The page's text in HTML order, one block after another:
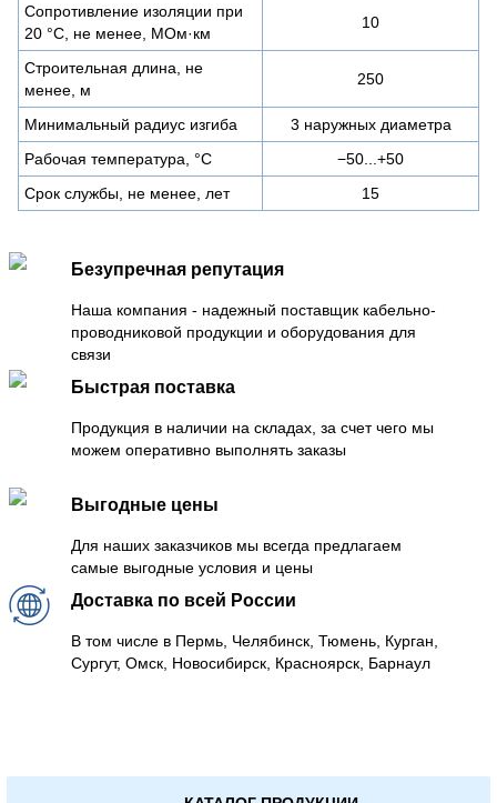
Сопротивление изоляции при
20 °С, не менее, МОм·км
10
Строительная длина, не
менее, м
250
Минимальный радиус изгиба
3 наружных диаметра
Рабочая температура, °C
−50...+50
Срок службы, не менее, лет
15
Безупречная репутация
Наша компания - надежный поставщик кабельно-
проводниковой продукции и оборудования для
связи
Быстрая поставка
Продукция в наличии на складах, за счет чего мы
можем оперативно выполнять заказы
Выгодные цены
Для наших заказчиков мы всегда предлагаем
самые выгодные условия и цены
Доставка по всей России
В том числе в Пермь, Челябинск, Тюмень, Курган,
Сургут, Омск, Новосибирск, Красноярск, Барнаул